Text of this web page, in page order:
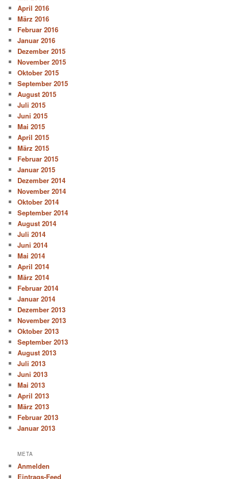
April 2016
März 2016
Februar 2016
Januar 2016
Dezember 2015
November 2015
Oktober 2015
September 2015
August 2015
Juli 2015
Juni 2015
Mai 2015
April 2015
März 2015
Februar 2015
Januar 2015
Dezember 2014
November 2014
Oktober 2014
September 2014
August 2014
Juli 2014
Juni 2014
Mai 2014
April 2014
März 2014
Februar 2014
Januar 2014
Dezember 2013
November 2013
Oktober 2013
September 2013
August 2013
Juli 2013
Juni 2013
Mai 2013
April 2013
März 2013
Februar 2013
Januar 2013
META
Anmelden
Eintrags-Feed